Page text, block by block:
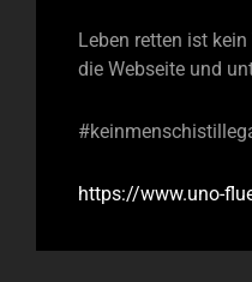
Leben retten ist
die Webseite und
https://www.uno-